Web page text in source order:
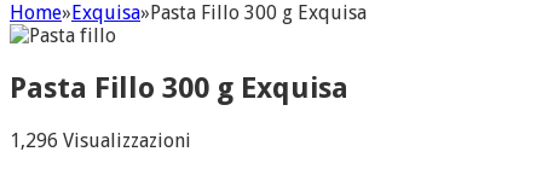
Home»Exquisa»Pasta Fillo 300 g Exquisa
Pasta Fillo 300 g Exquisa
1,296 Visualizzazioni